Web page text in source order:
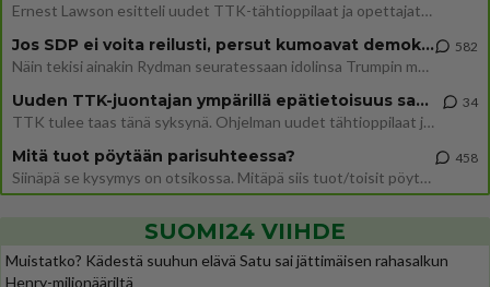
Ernest Lawson esitteli uudet TTK-tähtioppilaat ja opettajat torstaina 6.8. lehdistölle. Tulevalla kaudella on yksi hausk
Jos SDP ei voita reilusti, persut kumoavat demokratian Suomesta
Näin tekisi ainakin Rydman seuratessaan idolinsa Trumpin mallia https://www.is.fi/politiikka/art-2000012187244.html
582
Uuden TTK-juontajan ympärillä epätietoisuus sakenee - Nyt MTV hämmentää soppaa
TTK tulee taas tänä syksynä. Ohjelman uudet tähtioppilaat julkistetaan torstaina 6. elokuuta klo 14 alkavassa lehdistö
34
Mitä tuot pöytään parisuhteessa?
Siinäpä se kysymys on otsikossa. Mitäpä siis tuot/toisit pöytään parisuhteessa? Oletko mies vai nainen? Koetko sen mitä
458
SUOMI24 VIIHDE
Muistatko? Kädestä suuhun elävä Satu sai jättimäisen rahasalkun
Henry-miljonääriltä